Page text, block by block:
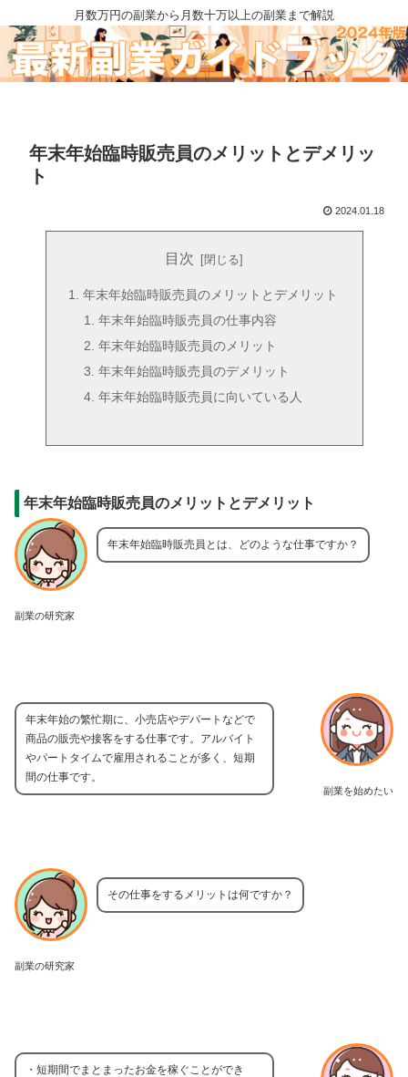
月数万円の副業から月数十万以上の副業まで解説
年末年始臨時販売員のメリットとデメリッ
ト
2024.01.18
目次
年末年始臨時販売員のメリットとデメリット
年末年始臨時販売員の仕事内容
年末年始臨時販売員のメリット
年末年始臨時販売員のデメリット
年末年始臨時販売員に向いている人
年末年始臨時販売員のメリットとデメリット
副業の研究家
年末年始臨時販売員とは、どのような仕事ですか？
副業を始めたい
年末年始の繁忙期に、小売店やデパートなどで
商品の販売や接客をする仕事です。アルバイト
やパートタイムで雇用されることが多く、短期
間の仕事です。
副業の研究家
その仕事をするメリットは何ですか？
・短期間でまとまったお金を稼ぐことができ